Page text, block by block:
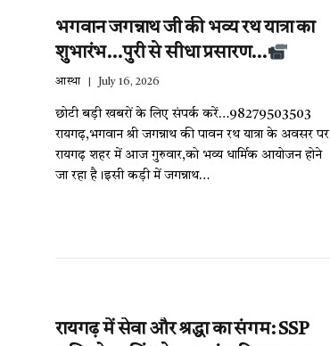
भगवान जगन्नाथ जी की भव्य रथ यात्रा का
शुभारंभ…पुरी से सीधा प्रसारण…
आस्था July 16, 2026
छोटी बड़ी खबरों के लिए संपर्क करें…98279503503
रायगढ़,भगवान श्री जगन्नाथ की पावन रथ यात्रा के अवसर पर
रायगढ़ शहर में आज गुरुवार,को भव्य धार्मिक आयोजन होने
जा रहा है।इसी कड़ी में जगन्नाथ…
रायगढ़ में सेवा और श्रद्धा का संगम: SSP